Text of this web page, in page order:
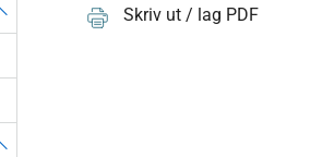
Skriv ut / lag PDF